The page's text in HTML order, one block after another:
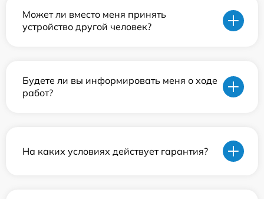
Может ли вместо меня принять
устройство другой человек?
Будете ли вы информировать меня о ходе
работ?
На каких условиях действует гарантия?